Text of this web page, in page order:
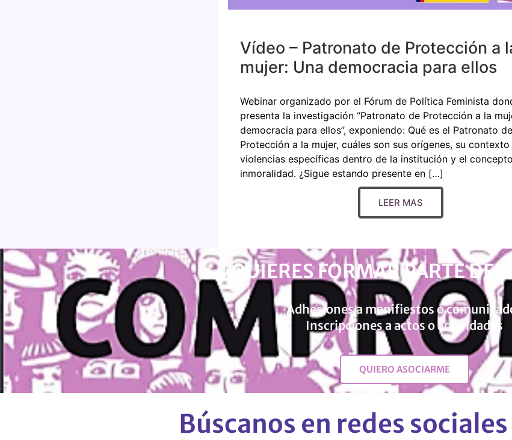
Vídeo – Patronato de Protección a
mujer: Una democracia para ellos
Webinar organizado por el Fórum de Política Feminista
presenta la investigación “Patronato de Protección a la
democracia para ellos”, exponiendo: Qué es el Patronato de
Protección a la mujer, cuáles son sus orígenes, su
violencias específicas dentro de la institución y el
inmoralidad. ¿Sigue estando presente en […]
LEER MAS
¿QUIERES FORMAR PARTE
Adhesiones a manifiestos o
Inscripciones a actos o actividades
QUIERO ASOCIARME
Búscanos en redes sociales